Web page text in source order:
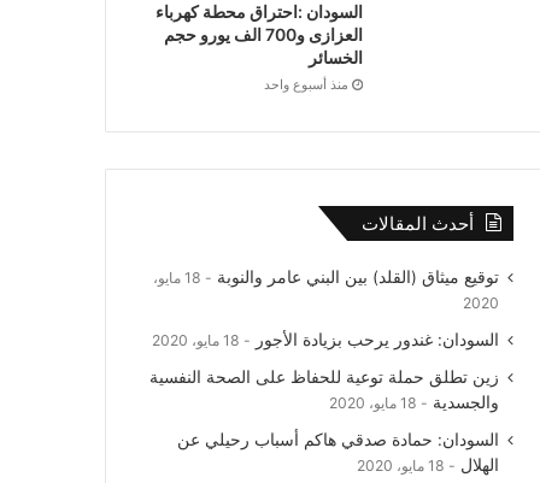
السودان :احتراق محطة كهرباء
العزازى و700 الف يورو حجم
الخسائر
منذ أسبوع واحد
أحدث المقالات
توقيع ميثاق (القلد) بين البني عامر والنوبة
18 مايو،
2020
السودان: غندور يرحب بزيادة الأجور 18 مايو، 2020
زين تطلق حملة توعية للحفاظ على الصحة النفسية
والجسدية
18 مايو، 2020
السودان: حمادة صدقي هاكم أسباب رحيلي عن
الهلال
18 مايو، 2020